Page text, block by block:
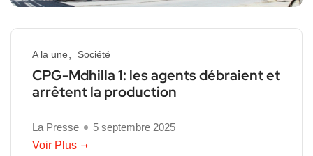
A la une Société
CPG-Mdhilla 1: les agents débraient et
arrêtent la production
La Presse
5 septembre 2025
Voir Plus